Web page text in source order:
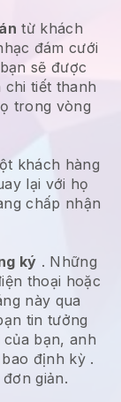
từ khách
đám cưới
sẽ được
chi tiết thanh
trong vòng
khách hàng
lại với họ
chấp nhận
ký . Những
thoại hoặc
này qua
tin tưởng
bạn, anh
định kỳ.
giản.